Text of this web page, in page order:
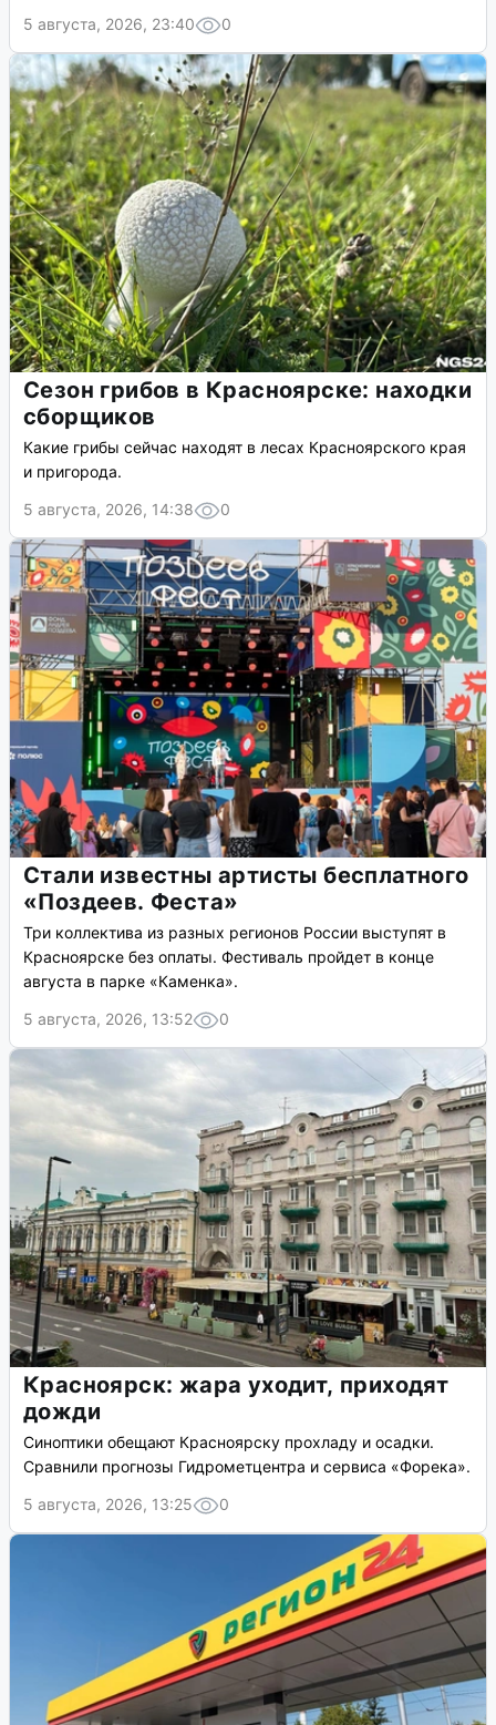
5 августа, 2026, 23:40
0
Сезон грибов в Красноярске: находки
сборщиков
Какие грибы сейчас находят в лесах Красноярского края
и пригорода.
5 августа, 2026, 14:38
0
Стали известны артисты бесплатного
«Поздеев. Феста»
Три коллектива из разных регионов России выступят в
Красноярске без оплаты. Фестиваль пройдет в конце
августа в парке «Каменка».
5 августа, 2026, 13:52
0
Красноярск: жара уходит, приходят
дожди
Синоптики обещают Красноярску прохладу и осадки.
Сравнили прогнозы Гидрометцентра и сервиса «Форека».
5 августа, 2026, 13:25
0